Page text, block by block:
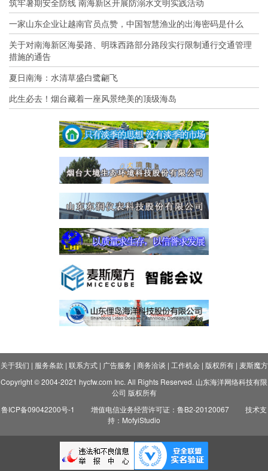
筑牢暑期安全防线 南海新区开展防溺水文明实践活动
一家山东企业让越南官员点赞，中国智慧渔业的出海密码是什么
关于对南海新区海晏路、明珠西路部分路段实行限制通行交通管理
措施的通告
夏日南海：水清草盛白鹭翩飞
此生必去！烟台藏着一座风景绝美的顶级海岛
关于我们 | 服务条款 | 联系方式| 广告服务 | 商务洽谈 | 工作机会| 版权所有| 麦斯魔方
Copyright © 2004-2021 hycfw.com Inc. All Rights Reserved. 山东海洋网络科技有限
公司 版权所有
鲁ICP备09042200号-1
增值电信业务经营许可证：鲁B2-20120067
技术支
持：MofyiStudio